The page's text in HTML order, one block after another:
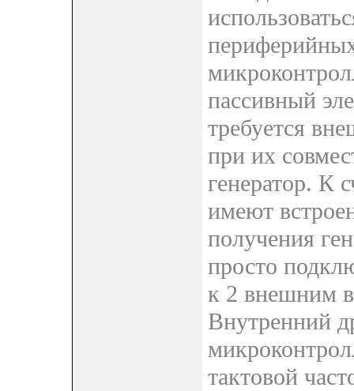
пассивный
требуется
при их
генератор. К
имеют
получения
просто
к 2 внешним
Внутренний
тактовой